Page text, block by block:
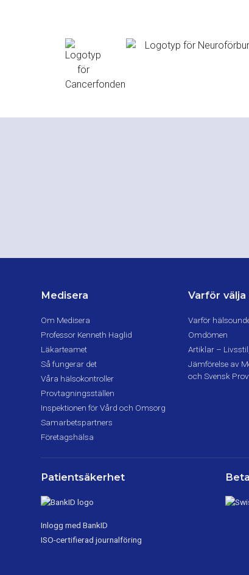
Medisera
Om Medisera
Professor Kenneth Haglid
Läkarteamet
Så fungerar det
Våra hälsokontroller
Provtagningsställen
Inspektionen för Vård och Omsorg
Samarbetspartners
Företagshälsa
Varför välja
Varför
Omdömen
Artiklar –
Jämförelse av
och Svensk
Patientsäkerhet
Inlogg med BankID
ISO-certifierad journalföring